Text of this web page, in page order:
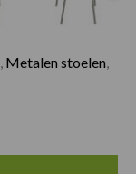
Metalen stoelen